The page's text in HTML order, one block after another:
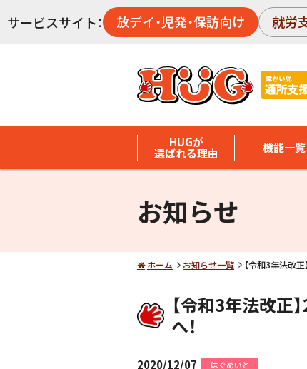
サービスサイト： 放デイ・児発・保訪向け 就労
HUGが
選ばれる理由 機能一覧
お知らせ
ホーム お知らせ一覧 【令和3年法改
【令和3年法改
へ！
2020/12/07 はぐめいと